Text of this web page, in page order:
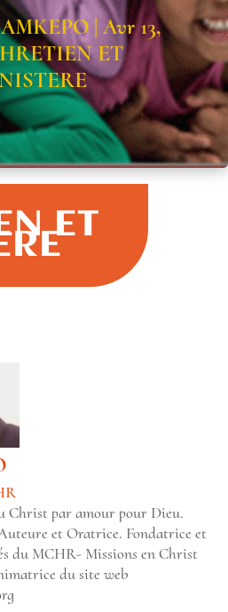
| Avr 13,
ET
ET
Christ par amour pour Dieu.
et Oratrice. Fondatrice et
du MCHR- Missions en Christ
du site web